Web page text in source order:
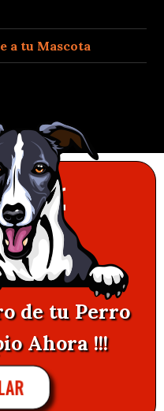
a tu Mascota
de tu Perro
Ahora !!!